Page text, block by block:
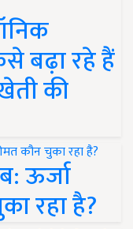
बढ़ा रहे हैं
की
ऊर्जा
रहा है?